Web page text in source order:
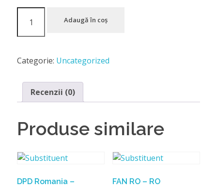
Adaugă în coș
Categorie: Uncategorized
Recenzii (0)
Produse similare
DPD Romania –
FAN RO – RO